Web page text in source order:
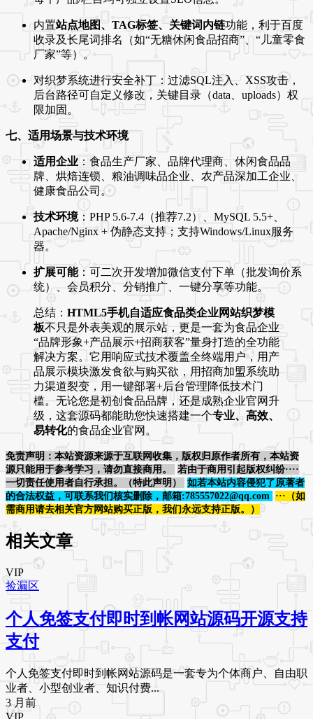
内置站点地图、TAG标签、关键词内链功能，利于百度
收录及长尾词排名（如“无糖休闲食品招商”、“儿童零食
厂家”等）。
对织梦系统进行安全补丁：过滤SQL注入、XSS攻击，
后台路径可自定义修改，关键目录（data、uploads）权
限加固。
七、适用场景与技术环境
适用企业 ：食品生产厂家、品牌代理商、休闲食品品
牌、烘焙连锁、粮油调味品企业、农产品深加工企业、
健康食品公司。
技术环境：PHP 5.6-7.4（推荐7.2）、MySQL 5.5+、
Apache/Nginx + 伪静态支持；支持Windows/Linux服务
器。
扩展可能：可二次开发增加微信支付下单（批发询价系
统）、会员积分、分销推广、一键分享等功能。
总结： HTML5手机自适应食品类企业网站织梦模
板不只是外表美观的展示站，更是一套为食品企业
“品牌形象+产品展示+招商获客”量身打造的全功能
解决方案。它用响应式技术覆盖全终端用户，用产
品展示模块激发食欲与购买欲，用招商加盟系统助
力渠道裂变，用一键部署+后台管理降低技术门
槛。无论您是初创食品品牌，还是成熟企业官网升
级，这套源码都能助您快速搭建一个专业、高效、
易转化的食品企业官网。
免责声明：本站资源来源于互联网收集，版权归原作者所有，本站资
源只能用于参考学习，请勿直接商用。
若由于商用引起版权纠纷····
一切责任使用者自行承担。（特此声明）
如若本站内容侵犯了原著者
的合法权益，可联系我们核实删除，邮箱:785557022@qq.com
···（如
需商用请去相关官方网站购买正版，我们永远支持正版。）
相关文章
VIP
捡漏区
个人免签支付即时到帐网站源码开源支持
支付
个人免签支付即时到帐网站源码是一套专为个体商户、自由职
业者、小型创业者、知识付费...
3 月前
VIP